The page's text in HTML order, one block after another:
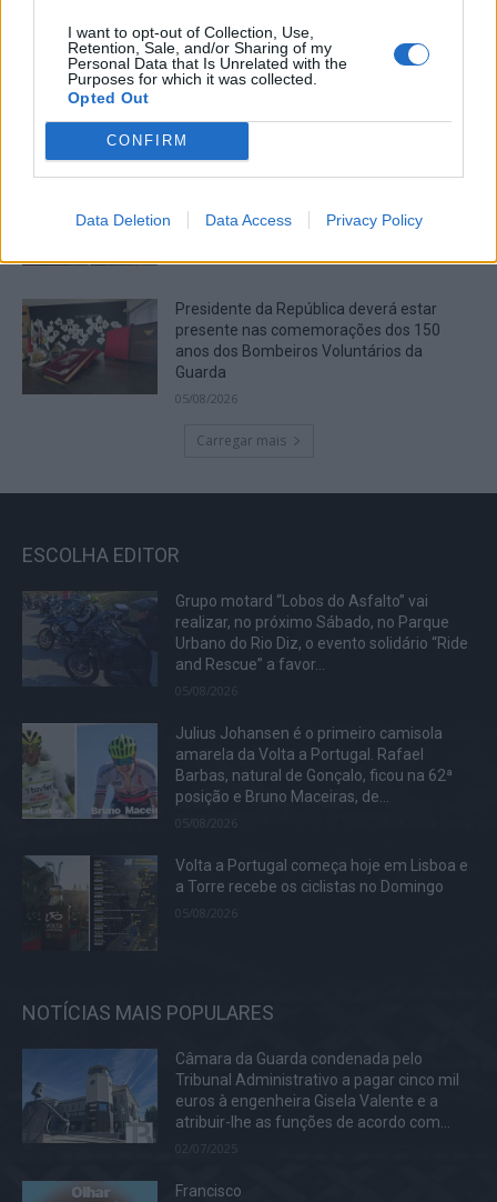
I want to opt-out of Collection, Use,
Retention, Sale, and/or Sharing of my
Personal Data that Is Unrelated with the
Purposes for which it was collected.
Opted Out
CONFIRM
Data Deletion Data Access Privacy Policy
Julius Johansen é o primeiro camisola
amarela da Volta a Portugal. Rafael
Barbas, natural de Gonçalo, ficou na 62ª
05/08/2026
Volta a Portugal começa hoje em Lisboa e
05/08/2026
Presidente da República deverá estar
presente nas comemorações dos 150
anos dos Bombeiros Voluntários da
Guarda
05/08/2026
Carregar mais
ESCOLHA EDITOR
Grupo motard “Lobos do Asfalto” vai
realizar, no próximo Sábado, no Parque
Urbano do Rio Diz, o evento solidário “Ride
and Rescue” a favor...
05/08/2026
Julius Johansen é o primeiro camisola
amarela da Volta a Portugal. Rafael
Barbas, natural de Gonçalo, ficou na 62ª
posição e Bruno Maceiras, de...
Volta a Portugal começa hoje em Lisboa e
a Torre recebe os ciclistas no Domingo
05/08/2026
NOTÍCIAS MAIS POPULARES
Câmara da Guarda condenada pelo
Tribunal Administrativo a pagar cinco mil
euros à engenheira Gisela Valente e a
atribuir-lhe as funções de acordo com...
02/07/2025
Francisco